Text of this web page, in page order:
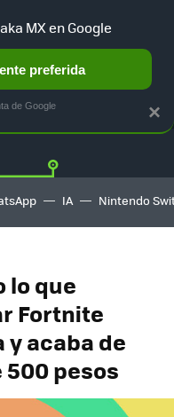
MERCADO LIBRE
IA Nintendo
lo que
Fortnite
acaba de
pesos
×
MX en Google
preferida
de Google